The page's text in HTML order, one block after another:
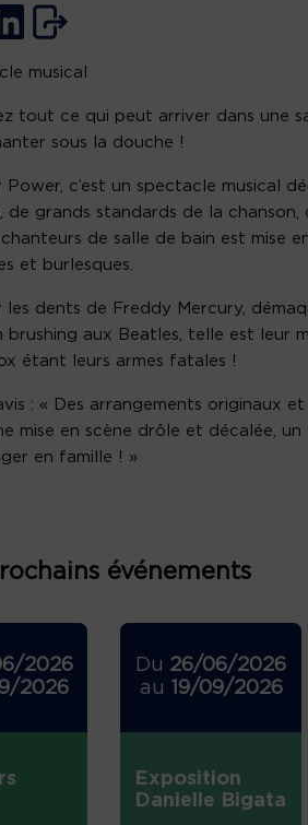
musical
tout ce qui peut arriver dans une
sous la douche !
Power, c’est un spectacle musical
de grands standards de la chanson,
de salle de bain est mise
et burlesques.
les dents de Freddy Mercury,
brushing aux Beatles, telle est leur
étant leurs armes fatales !
: « Des arrangements originaux et
mise en scène drôle et décalée, un
en famille ! »
événements
2026
2026
Du 26/06/2026
au 19/09/2026
Exposition
Danielle Bigata